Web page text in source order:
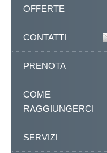
OFFERTE
CONTATTI
PRENOTA
COME
RAGGIUNGERCI
SERVIZI